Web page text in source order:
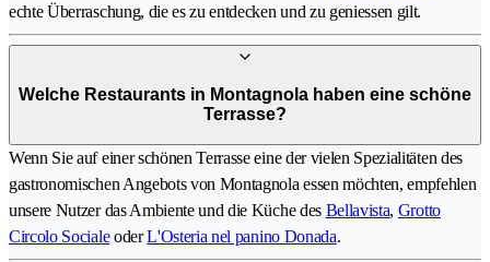
echte Überraschung, die es zu entdecken und zu geniessen gilt.
Welche Restaurants in Montagnola haben eine schöne
Terrasse?
Wenn Sie auf einer schönen Terrasse eine der vielen Spezialitäten des
gastronomischen Angebots von Montagnola essen möchten, empfehlen
unsere Nutzer das Ambiente und die Küche des Bellavista, Grotto
Circolo SocialeoderL'Osteria nel panino Donada.